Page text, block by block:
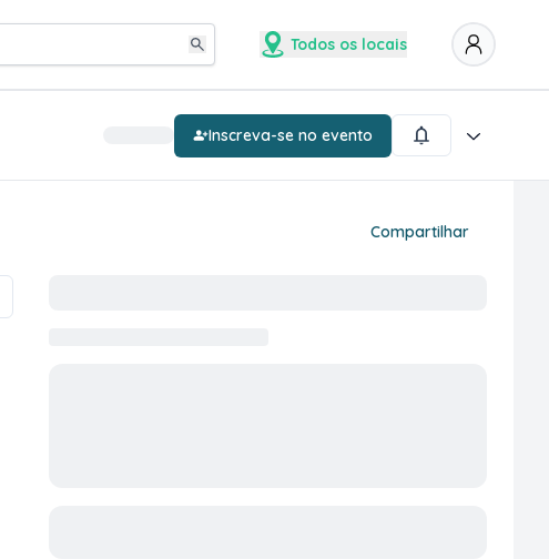
Todos os locais
Inscreva-se no evento
Compartilhar